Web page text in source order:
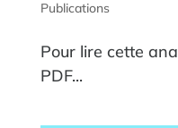
Publications
Pour lire cette
PDF...